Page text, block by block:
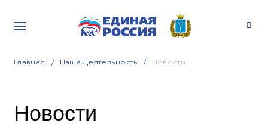
Главная Наша Деятельность Новости
Новости